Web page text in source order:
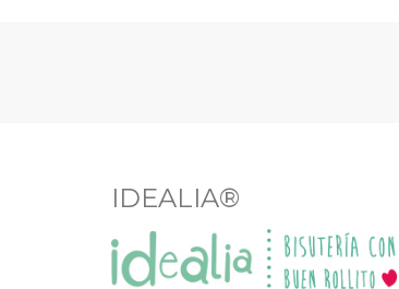
IDEALIA®